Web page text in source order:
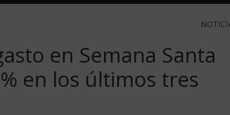
en Semana Santa
en los últimos tres